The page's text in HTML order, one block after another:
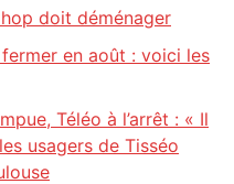
doit déménager
en août : voici les
Téléo à l’arrêt : « Il
usagers de Tisséo